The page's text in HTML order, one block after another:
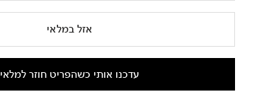
אזל במלאי
עדכנו אותי כשהפריט חוזר למלאי